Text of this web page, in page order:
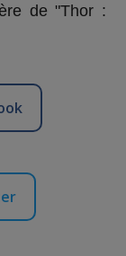
de "Thor :